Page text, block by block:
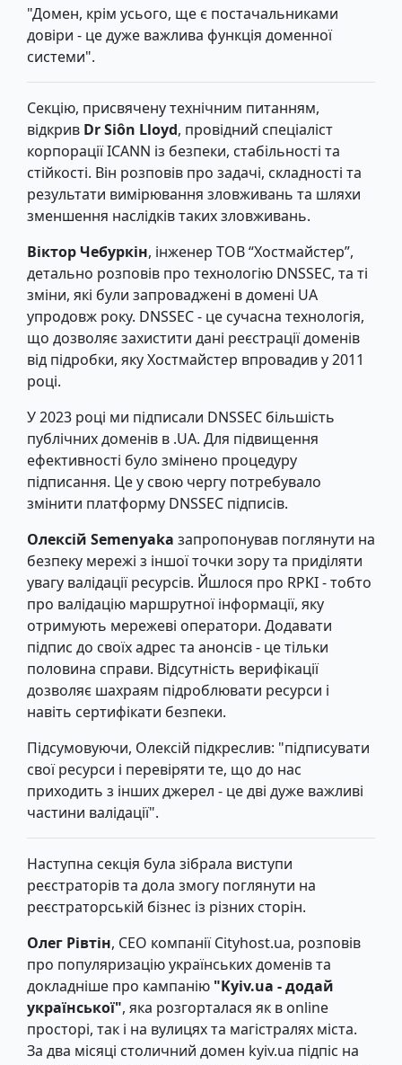
"Домен, крім усього, ще є постачальниками
довіри - це дуже важлива функція доменної
системи".
Секцію, присвячену технічним питанням,
відкрив Dr Siôn Lloyd, провідний спеціаліст
корпорації ICANN із безпеки, стабільності та
стійкості. Він розповів про задачі, складності та
результати вимірювання зловживань та шляхи
зменшення наслідків таких зловживань.
Віктор Чебуркін, інженер ТОВ “Хостмайстер”,
детально розповів про технологію DNSSEC, та ті
зміни, які були запроваджені в домені UA
упродовж року. DNSSEC - це сучасна технологія,
що дозволяє захистити дані реєстрації доменів
від підробки, яку Хостмайстер впровадив у 2011
році.
У 2023 році ми підписали DNSSEC більшість
публічних доменів в .UA. Для підвищення
ефективності було змінено процедуру
підписання. Це у свою чергу потребувало
змінити платформу DNSSEC підписів.
Олексій Semenyaka запропонував поглянути на
безпеку мережі з іншої точки зору та приділяти
увагу валідації ресурсів. Йшлося про RPKI - тобто
про валідацію маршрутної інформації, яку
отримують мережеві оператори. Додавати
підпис до своїх адрес та анонсів - це тільки
половина справи. Відсутність верифікації
дозволяє шахраям підроблювати ресурси і
навіть сертифікати безпеки.
Підсумовуючи, Олексій підкреслив: "підписувати
свої ресурси і перевіряти те, що до нас
приходить з інших джерел - це дві дуже важливі
частини валідації".
Наступна секція була зібрала виступи
реєстраторів та дола змогу поглянути на
реєстраторській бізнес із різних сторін.
Олег Рівтін, CEO компанії Сityhost.ua, розповів
про популяризацію українських доменів та
докладніше про кампанію "Kyiv.ua - додай
української", яка розгорталася як в online
просторі, так і на вулицях та магістралях міста.
За два місяці столичний домен kyiv.ua підпіс на